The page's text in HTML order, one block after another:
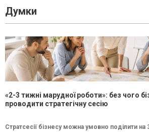
Думки
«2-3 тижні марудної роботи»: без чого
проводити стратегічну сесію
Стратсесії бізнесу можна умовно поділити на